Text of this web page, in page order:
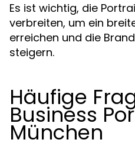
Es ist wichtig, die
verbreiten, um ein
erreichen und die
steigern.
Häufige
Business
München